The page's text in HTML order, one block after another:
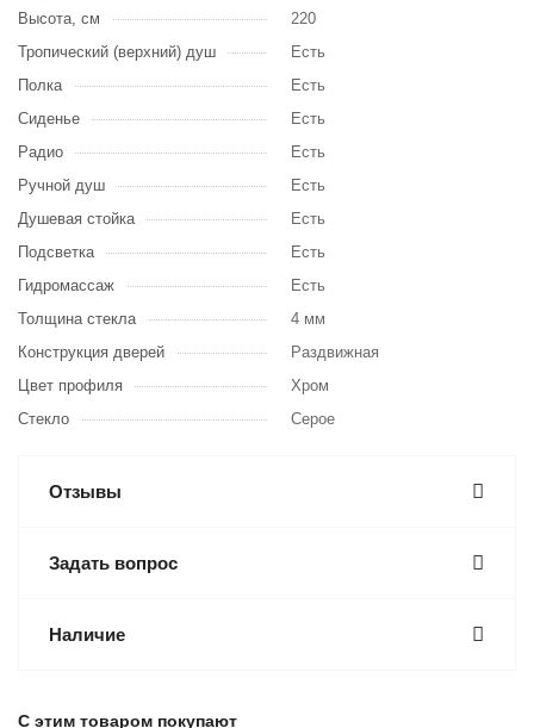
Высота, см
220
Тропический (верхний) душ
Есть
Полка
Есть
Сиденье
Есть
Радио
Есть
Ручной душ
Есть
Душевая стойка
Есть
Подсветка
Есть
Гидромассаж
Есть
Толщина стекла
4 мм
Конструкция дверей
Раздвижная
Цвет профиля
Хром
Стекло
Серое
Отзывы
Задать вопрос
Наличие
С этим товаром покупают